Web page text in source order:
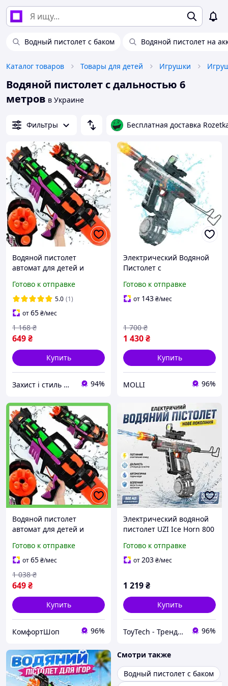
Водный пистолет с баком Водяной пистолет на
Каталог товаров Товары для детей Игрушки
Водяной пистолет с дальностью 6
метров в Украине
Фильтры Бесплатная доставка
Водяной пистолет
автомат для детей и
с дальностью 6 метров
Готово к отправке
5.0 (1)
от65₴/мес
649₴
1 168 ₴
Купить
Захист і стиль — в одному магазині 94%
Электрический Водяной
Пистолет с
Бластер с LED Подсветкой
Корпуса Эффектом Огня и
Готово к отправке
от 143₴/мес
1 430₴
1 700 ₴
Купить
MOLLI 96%
Водяной пистолет
автомат для детей и
метров и емкостью 1,25
литра
Готово к отправке
от65₴/мес
649₴
1 038 ₴
Купить
КомфортШоп 96%
Электрический водяной
пистолет UZI Ice Horn 800
подача воды,
аккумулятор 3.7V,
Готово к отправке
от203₴/мес
1 219₴
Купить
ToyTech - Трендовые Игрушки и Гаджеты 2025 96%
Смотри также
Водный пистолет с баком